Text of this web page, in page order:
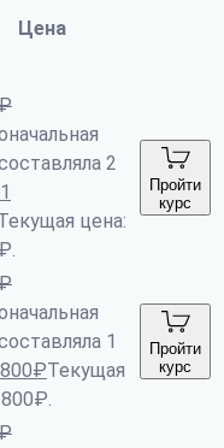
Цена
2
1
цена:
Пройти
курс
1
800₽Текущая
Пройти
курс